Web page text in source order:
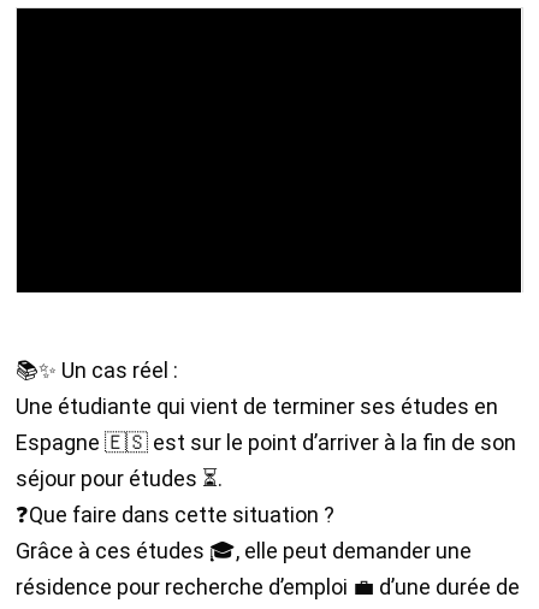
📚✨ Un cas réel :
Une étudiante qui vient de terminer ses études en
Espagne 🇪🇸 est sur le point d’arriver à la fin de son
séjour pour études ⏳.
❓Que faire dans cette situation ?
Grâce à ces études 🎓, elle peut demander une
résidence pour recherche d’emploi 💼 d’une durée de